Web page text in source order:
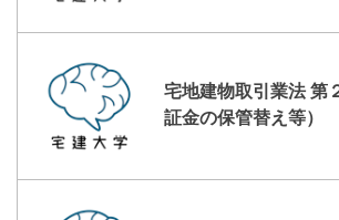
宅地建物取引業法 第
証金の保管替え等）